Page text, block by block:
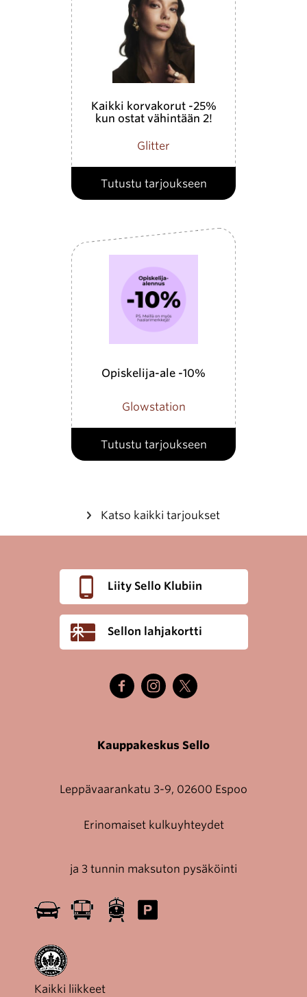
Kaikki korvakorut -25%
kun ostat vähintään 2!
Glitter
Tutustu tarjoukseen
Opiskelija-ale -10%
Glowstation
Tutustu tarjoukseen
Katso kaikki tarjoukset
Liity Sello Klubiin
Sellon lahjakortti
Kauppakeskus Sello
Leppävaarankatu 3-9, 02600 Espoo
Erinomaiset kulkuyhteydet
ja 3 tunnin maksuton pysäköinti
Kaikki liikkeet